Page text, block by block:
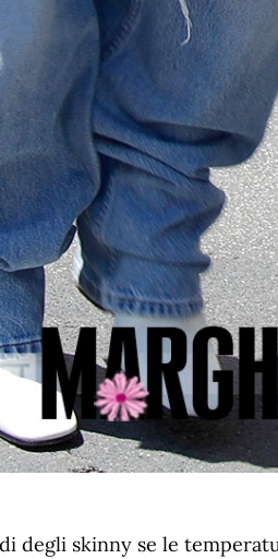
degli skinny se le